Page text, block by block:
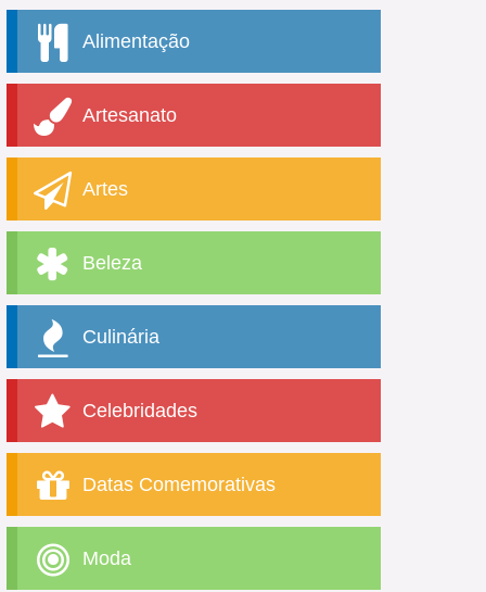
Alimentação
Artesanato
Artes
Beleza
Culinária
Celebridades
Datas Comemorativas
Moda